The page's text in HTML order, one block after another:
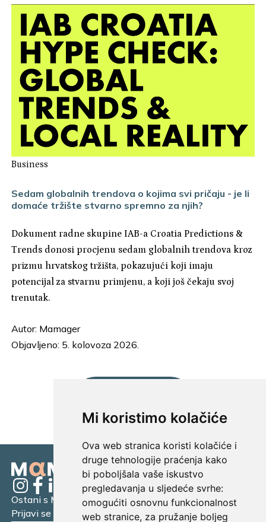
Mi koristimo kolačiće
Ova web stranica koristi kolačiće i
druge tehnologije praćenja kako
bi poboljšala vaše iskustvo
pregledavanja u sljedeće svrhe:
omogućiti osnovnu funkcionalnost
web stranice, za pružanje boljeg
Business
Sedam globalnih trendova o kojima svi pričaju - je li
domaće tržište stvarno spremno za njih?
Dokument radne skupine IAB-a Croatia Predictions &
Trends donosi procjenu sedam globalnih trendova kroz
prizmu hrvatskog tržišta, pokazujući koji imaju
potencijal za stvarnu primjenu, a koji još čekaju svoj
trenutak.
Autor: Mamager
Objavljeno: 5. kolovoza 2026.
Ostani s Mamagerom
Prijavi se na naš newsletter.